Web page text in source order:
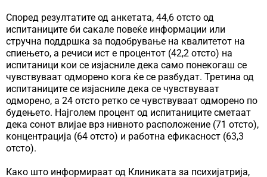
Според резултатите од анкетата, 44,6 отсто од
испитаниците би сакале повеќе информации или
стручна поддршка за подобрување на квалитетот на
спиењето, а речиси ист е процентот (42,2 отсто) на
испитаници кои се изјасниле дека само понекогаш се
чувствуваат одморено кога ќе се разбудат. Третина од
испитаниците се изјасниле дека се чувствуваат
одморено, а 24 отсто ретко се чувствуваат одморено по
будењето. Најголем процент од испитаниците сметаат
дека сонот влијае врз нивното расположение (71 отсто),
концентрација (64 отсто) и работна ефикасност (63,3
отсто).
Како што информираат од Клиниката за психијатрија,